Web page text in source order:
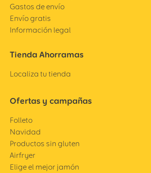
Gastos de envío
Envío gratis
Información legal
Tienda Ahorramas
Localiza tu tienda
Ofertas y campañas
Folleto
Navidad
Productos sin gluten
Airfryer
Elige el mejor jamón